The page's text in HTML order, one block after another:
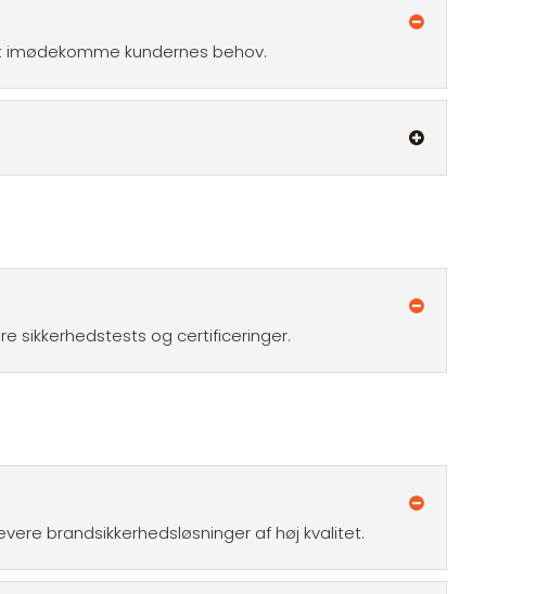
kundernes behov.
sikkerhedstests og certificeringer.
brandsikkerhedsløsninger af høj kvalitet.